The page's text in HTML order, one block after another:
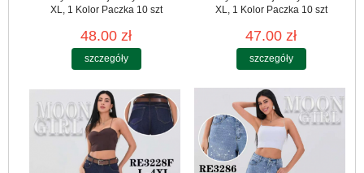
XL, 1 Kolor Paczka 10 szt
48.00 zł
szczegóły
XL, 1 Kolor Paczka 10 szt
47.00 zł
szczegóły